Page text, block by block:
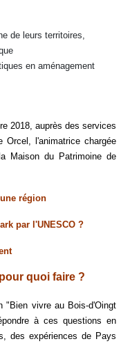
de leurs territoires,
en aménagement
2018, auprès des services
Orcel, l'animatrice chargée
Maison du Patrimoine de
région
par l'UNESCO ?
quoi faire ?
"Bien vivre au Bois-d'Oingt
à ces questions en
des expériences de Pays